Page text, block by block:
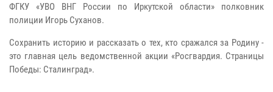
ФГКУ «УВО ВНГ России по Иркутской области» полковник
полиции Игорь Суханов.
Сохранить историю и рассказать о тех, кто сражался за Родину -
это главная цель ведомственной акции «Росгвардия. Страницы
Победы: Сталинград».